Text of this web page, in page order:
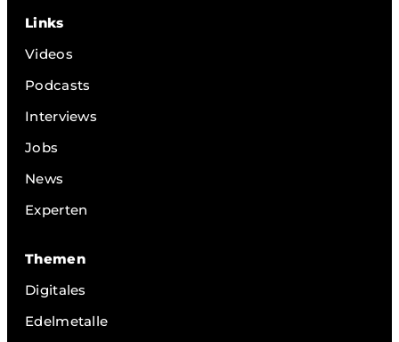
Links
Videos
Podcasts
Interviews
Jobs
News
Experten
Themen
Digitales
Edelmetalle